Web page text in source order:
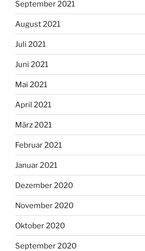
September 2021
August 2021
Juli 2021
Juni 2021
Mai 2021
April 2021
März 2021
Februar 2021
Januar 2021
Dezember 2020
November 2020
Oktober 2020
September 2020